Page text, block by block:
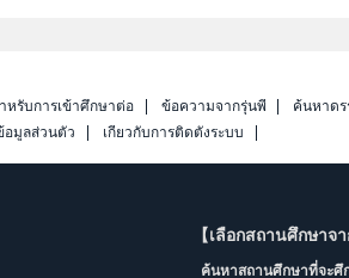
หรับการเข้าศึกษาต่อ ข้อความจากรุ่นพี่
ค้นหาด
อมูลส่วนตัว
เกี่ยวกับการติดตั้งระบบ
【เลือกสถานศึกษาจ
ค้นหาสถานศึกษาที่จะศึ